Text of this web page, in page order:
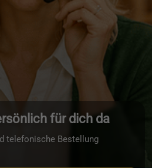
für dich da
telefonische Bestellung